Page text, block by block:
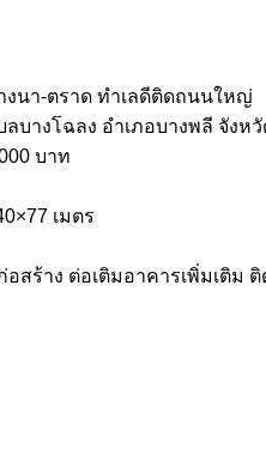
นา-ตราด ทำเลดีติดถนนใหญ่
บางโฉลง อำเภอบางพลี จังห
บาท
เมตร
อสร้าง ต่อเติมอาคารเพิ่มเติ